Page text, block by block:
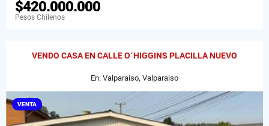
$420.000.000
Pesos Chilenos
VENDO CASA EN CALLE O´HIGGINS PLACILLA NUEVO
En: Valparaíso, Valparaiso
VENTA